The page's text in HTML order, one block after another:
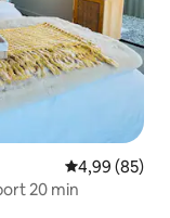
Évaluation
4,99 (85)
20 min